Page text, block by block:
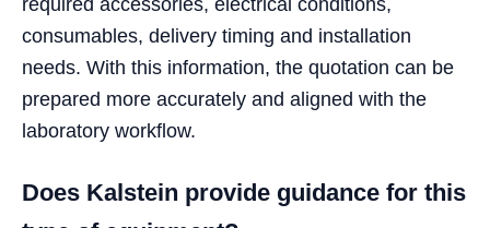
consumables, delivery timing and installation
needs. With this information, the quotation can be
prepared more accurately and aligned with the
laboratory workflow.
Does Kalstein provide guidance for this